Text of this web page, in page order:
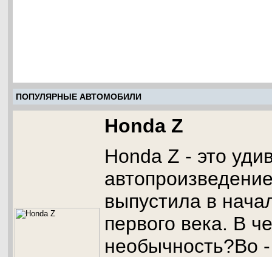
ПОПУЛЯРНЫЕ АВТОМОБИЛИ
Honda Z
Honda Z - это
выпустила в
первого века. В
необычность?Во